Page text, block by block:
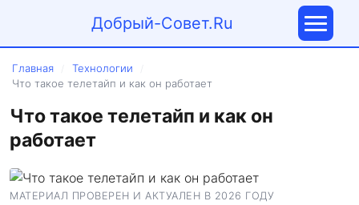
Добрый-Совет.Ru
Главная Технологии
Что такое телетайп и как он работает
Что такое телетайп и как он
работает
МАТЕРИАЛ ПРОВЕРЕН И АКТУАЛЕН В 2026 ГОДУ